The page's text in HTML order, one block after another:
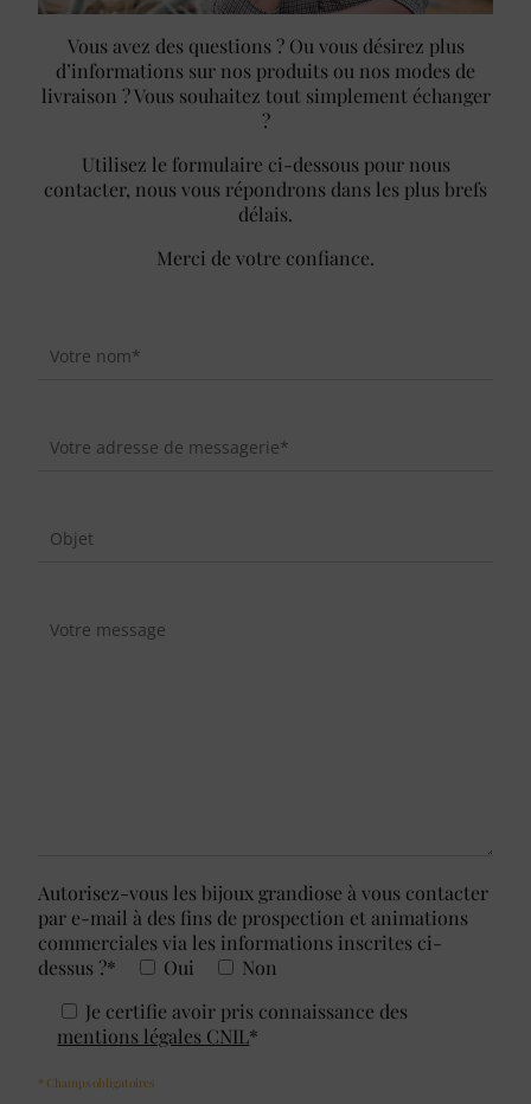
Vous avez des questions ? Ou vous désirez plus
d’informations sur nos produits ou nos modes de
livraison ? Vous souhaitez tout simplement échanger
?
Utilisez le formulaire ci-dessous pour nous
contacter, nous vous répondrons dans les plus brefs
délais.
Merci de votre confiance.
Autorisez-vous les bijoux grandiose à vous contacter
par e-mail à des fins de prospection et animations
commerciales via les informations inscrites ci-
dessus ?*
Oui
Non
Je certifie avoir pris connaissance des
mentions légales CNIL*
* Champs obligatoires